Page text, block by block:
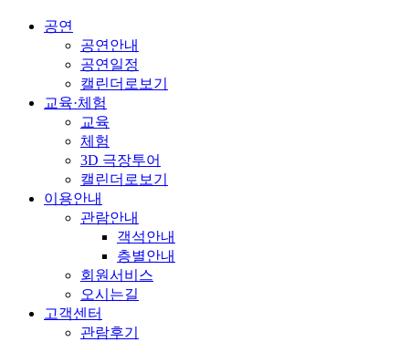
공연
공연안내
공연일정
캘린더로보기
교육·체험
교육
체험
3D 극장투어
캘린더로보기
이용안내
관람안내
객석안내
층별안내
회원서비스
오시는길
고객센터
관람후기